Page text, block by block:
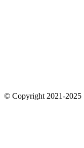
© Copyright 2021-2025